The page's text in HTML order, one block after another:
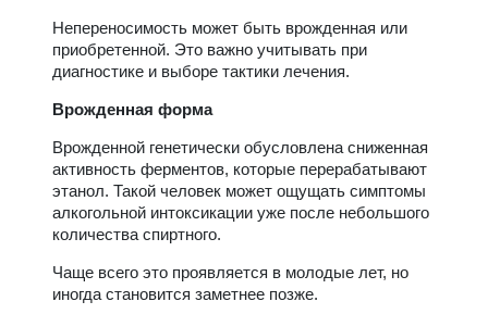
Непереносимость может быть врожденная или
приобретенной. Это важно учитывать при
диагностике и выборе тактики лечения.
Врожденная форма
Врожденной генетически обусловлена сниженная
активность ферментов, которые перерабатывают
этанол. Такой человек может ощущать симптомы
алкогольной интоксикации уже после небольшого
количества спиртного.
Чаще всего это проявляется в молодые лет, но
иногда становится заметнее позже.